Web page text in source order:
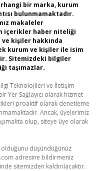
bir marka, kurum
bulunmamaktadır.
makaleler
içerikler haber niteliği
kişiler hakkında
kurum ve kişiler ile isim
Sitemizdeki bilgiler
taşımazlar.
Teknolojileri ve İletişim
Yer Sağlayıcı olarak hizmet
proaktif olarak denetleme
Ancak, üyelerimiz
olup, siteye üye olarak
olduğunu düşündüğünüz
adresine bildirmeniz
sitemizden kaldırılacaktır.